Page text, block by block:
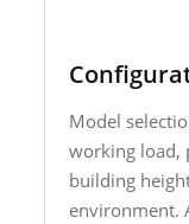
Model
working load,
building
environment.